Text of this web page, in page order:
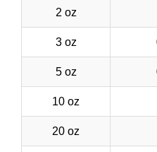
2 oz
3 oz
5 oz
10 oz
20 oz